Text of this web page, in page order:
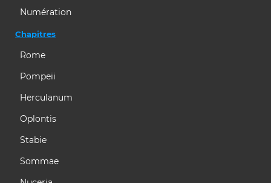
Numération
Chapitres
Rome
Pompeii
Herculanum
Oplontis
Stabie
Sommae